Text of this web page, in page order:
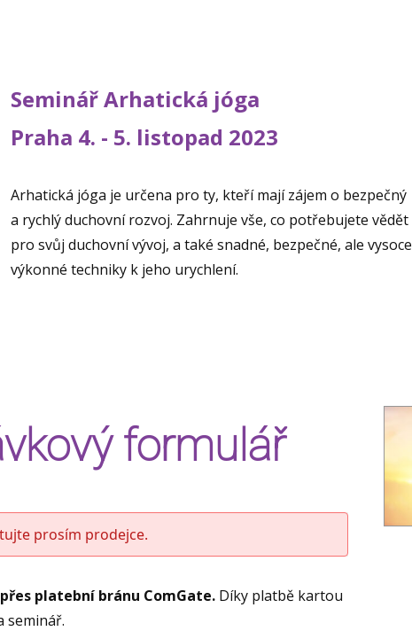
Seminář Arhatická jóga
Praha 4. - 5. listopad 2023
Arhatická jóga je určena pro ty, kteří mají zájem o bezpečný
a rychlý duchovní rozvoj. Zahrnuje vše, co potřebujete vědět
pro svůj duchovní vývoj, a také snadné, bezpečné, ale vysoce
výkonné techniky k jeho urychlení.
formulář
prosím prodejce.
platební bránu ComGate. Díky platbě kartou
seminář.